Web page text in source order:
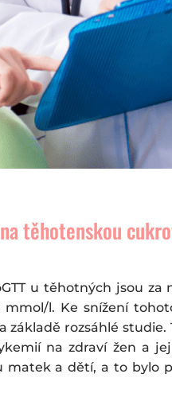
těhotenskou
u těhotných jsou za
l. Ke snížení
rozsáhlé
na zdraví žen a
matek a dětí, a to